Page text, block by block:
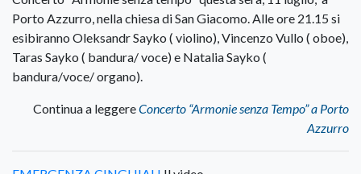
Porto Azzurro, nella chiesa di San Giacomo. Alle ore 21.15 si
esibiranno Oleksandr Sayko ( violino), Vincenzo Vullo ( oboe),
Taras Sayko ( bandura/ voce) e Natalia Sayko (
bandura/voce/ organo).
Continua a leggereConcerto “Armonie senza Tempo” a Porto
Azzurro